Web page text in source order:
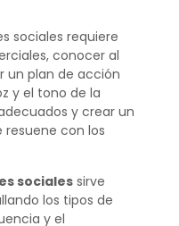
sociales requiere
conocer al
un plan de acción
y el tono de la
y crear un
con los
socialessirve
los tipos de
y el